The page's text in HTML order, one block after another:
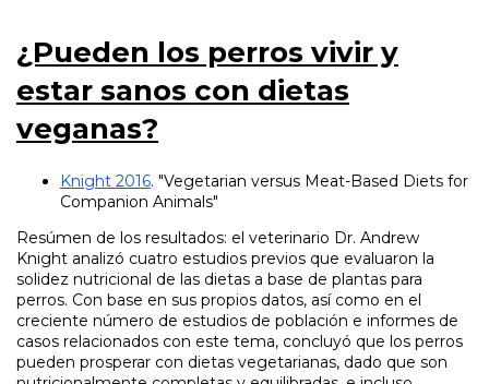
¿Pueden los perros vivir y
estar sanos con dietas
veganas?
Knight 2016. "Vegetarian versus Meat-Based Diets for
Companion Animals"
Resúmen de los resultados: el veterinario Dr. Andrew
Knight analizó cuatro estudios previos que evaluaron la
solidez nutricional de las dietas a base de plantas para
perros. Con base en sus propios datos, así como en el
creciente número de estudios de población e informes de
casos relacionados con este tema, concluyó que los perros
pueden prosperar con dietas vegetarianas, dado que son